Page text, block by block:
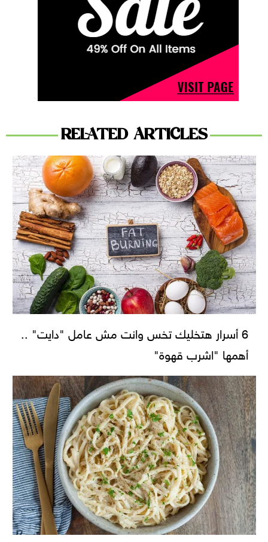
RELATED ARTICLES
6 أسرار هتخليك تخس وانت مش عامل "دايت" ..
أهمها "اشرب قهوة"